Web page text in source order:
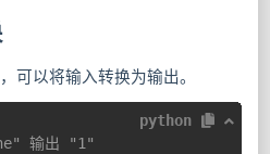
可以将输入转换为输出。
python
输出 "1"